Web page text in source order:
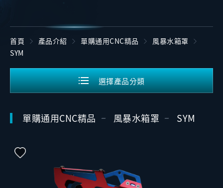
首頁 產品介紹 單購通用CNC精品
風暴水箱罩
SYM
選擇產品分類
單購通用CNC精品 風暴水箱罩 SYM